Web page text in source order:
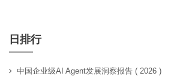
日排行
中国企业级AI Agent发展洞察报告 ( 2026 )